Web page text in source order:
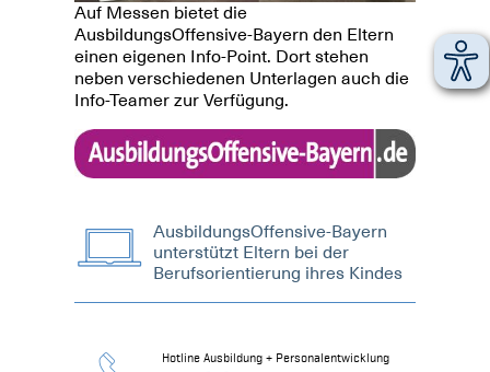
AusbildungsOffensive-Bayern
unterstützt Eltern bei der
Berufsorientierung ihres Kindes
Hotline Ausbildung + Personalentwicklung
Auf Messen bietet die
AusbildungsOffensive-Bayern den Eltern
einen eigenen Info-Point. Dort stehen
neben verschiedenen Unterlagen auch die
Info-Teamer zur Verfügung.